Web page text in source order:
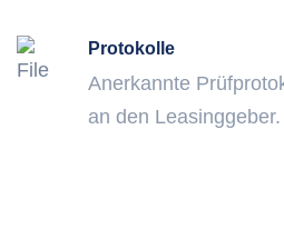
Protokolle
Anerkannte
an den Leasinggeber.